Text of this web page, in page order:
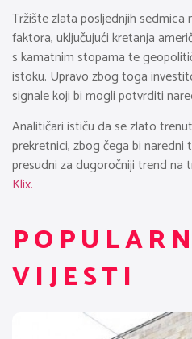
Tržište zlata posljednjih sedmica
faktora, uključujući kretanja
s kamatnim stopama te
istoku. Upravo zbog toga
signale koji bi mogli potvrditi
Analitičari ističu da se zlato
prekretnici, zbog čega bi
presudni za dugoročniji trend na
Klix.
VIJESTI